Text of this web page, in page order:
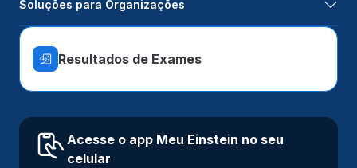
Soluções para Organizações
Resultados de Exames
Acesse o app Meu Einstein no seu
celular